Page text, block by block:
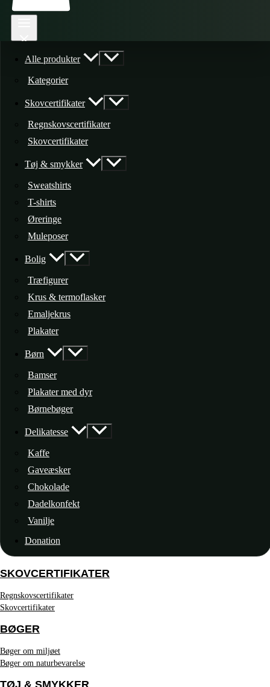
Alle produkter
Kategorier
Skovcertifikater
Regnskovscertifikater
Skovcertifikater
Tøj & smykker
Sweatshirts
T-shirts
Øreringe
Muleposer
Bolig
Træfigurer
Krus & termoflasker
Emaljekrus
Plakater
Børn
Bamser
Plakater med dyr
Børnebøger
Delikatesse
Kaffe
Gaveæsker
Chokolade
Dadelkonfekt
Vanilje
Donation
SKOVCERTIFIKATER
Regnskovscertifikater
Skovcertifikater
BØGER
Bøger om miljøet
Bøger om naturbevarelse